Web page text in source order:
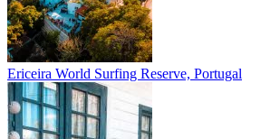
Ericeira World Surfing Reserve, Portugal